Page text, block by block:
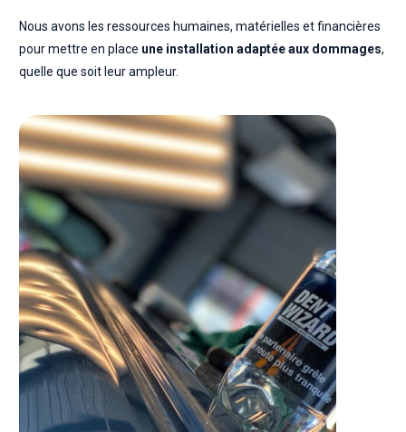
Nous avons les ressources humaines, matérielles et financières
pour mettre en place une installation adaptée aux dommages,
quelle que soit leur ampleur.